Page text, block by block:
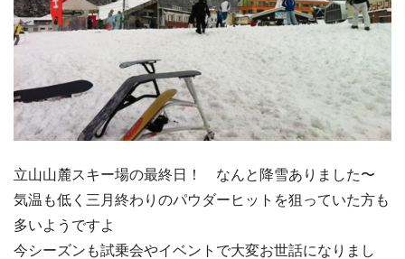
立山山麓スキー場の最終日！ なんと降雪ありました〜
気温も低く三月終わりのパウダーヒットを狙っていた方も
多いようですよ
今シーズンも試乗会やイベントで大変お世話になりまし